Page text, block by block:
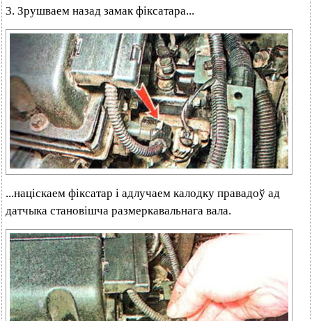
3. Зрушваем назад замак фіксатара...
...націскаем фіксатар і адлучаем калодку правадоў ад
датчыка становішча размеркавальнага вала.